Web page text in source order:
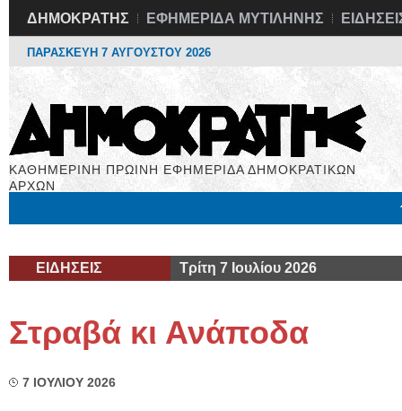
ΔΗΜΟΚΡΑΤΗΣ ΕΦΗΜΕΡΙΔΑ ΜΥΤΙΛΗΝΗΣ
ΠΑΡΑΣΚΕΥΗ 7 ΑΥΓΟΥΣΤΟΥ 2026
ΚΑΘΗΜΕΡΙΝΗ ΠΡΩΙΝΗ ΕΦΗΜΕΡΙΔΑ ΔΗΜΟΚΡΑΤΙΚΩΝ
ΑΡΧΩΝ
ΕΙΔΗΣΕΙΣ Τρίτη 7 Ιουλίου 2026
Στραβά κι Ανάποδα
7 ΙΟΥΛΙΟΥ 2026